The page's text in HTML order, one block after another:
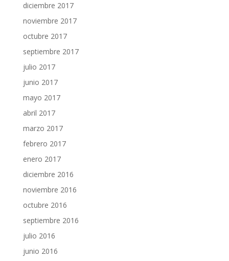
diciembre 2017
noviembre 2017
octubre 2017
septiembre 2017
julio 2017
junio 2017
mayo 2017
abril 2017
marzo 2017
febrero 2017
enero 2017
diciembre 2016
noviembre 2016
octubre 2016
septiembre 2016
julio 2016
junio 2016